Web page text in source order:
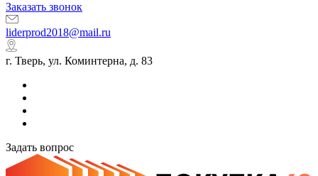
Заказать звонок
liderprod2018@mail.ru
г. Тверь, ул. Коминтерна, д. 83
Задать вопрос